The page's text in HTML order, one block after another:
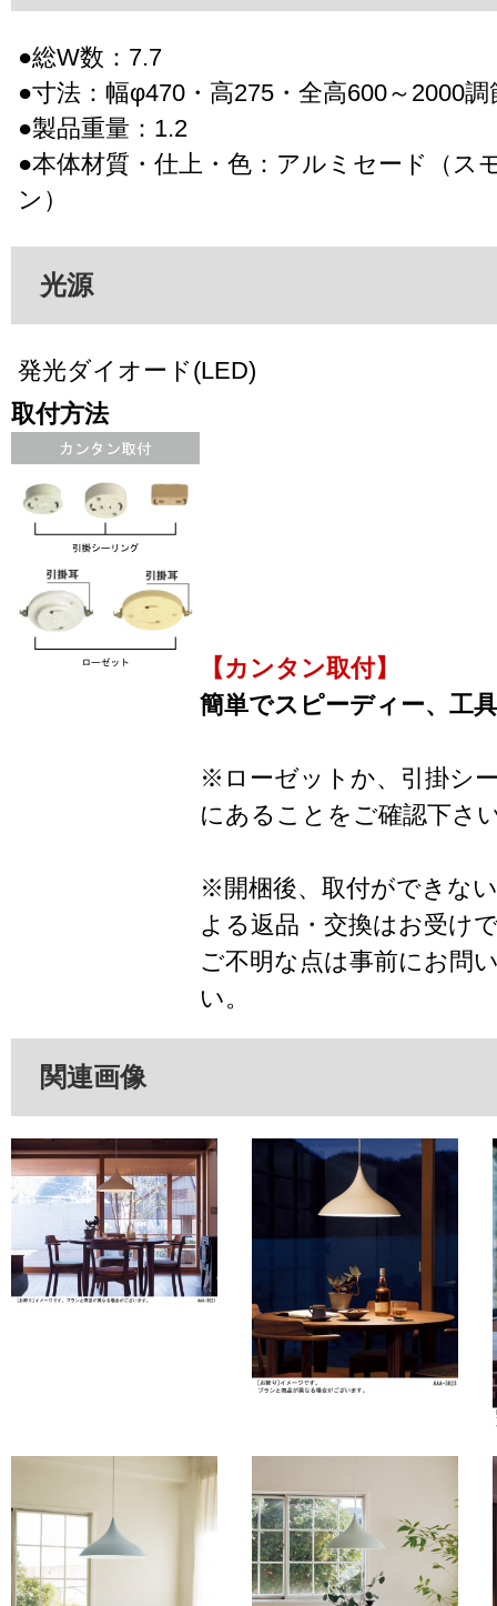
●総W数：7.7
●寸法：幅φ470・高275・全高600～2000調
●製品重量：1.2
●本体材質・仕上・色：アルミセード（ス
ン）
光源
発光ダイオード(LED)
取付方法
【カンタン取付】
簡単でスピーディー、工
※ローゼットか、引掛シ
にあることをご確認下さ
※開梱後、取付ができな
よる返品・交換はお受け
ご不明な点は事前にお問
い。
関連画像